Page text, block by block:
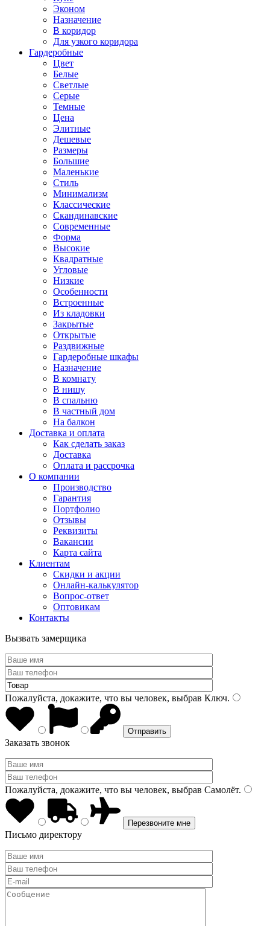
Эконом
Назначение
В коридор
Для узкого коридора
Гардеробные
Цвет
Белые
Светлые
Серые
Темные
Цена
Элитные
Дешевые
Размеры
Большие
Маленькие
Стиль
Минимализм
Классические
Скандинавские
Современные
Форма
Высокие
Квадратные
Угловые
Низкие
Особенности
Встроенные
Из кладовки
Закрытые
Открытые
Раздвижные
Гардеробные шкафы
Назначение
В комнату
В нишу
В спальню
В частный дом
На балкон
Доставка и оплата
Как сделать заказ
Доставка
Оплата и рассрочка
О компании
Производство
Гарантия
Портфолио
Отзывы
Реквизиты
Вакансии
Карта сайта
Клиентам
Скидки и акции
Онлайн-калькулятор
Вопрос-ответ
Оптовикам
Контакты
Вызвать замерщика
Пожалуйста, докажите, что вы человек, выбрав Ключ.
Заказать звонок
Пожалуйста, докажите, что вы человек, выбрав Самолёт.
Письмо директору